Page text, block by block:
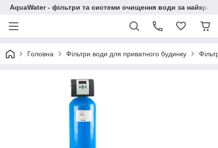
AquaWater - фільтри та системи очищення води за
Головна Фільтри води для приватного будинку